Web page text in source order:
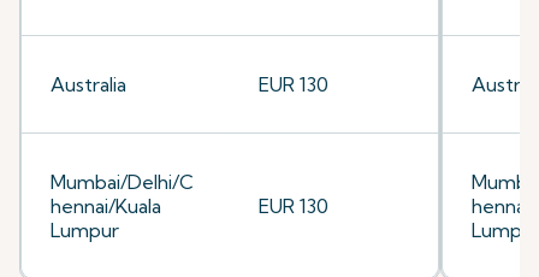
Australia EUR 130
Mumbai/Delhi/C
hennai/Kuala
Lumpur
EUR 130
hennai/
Lumpur